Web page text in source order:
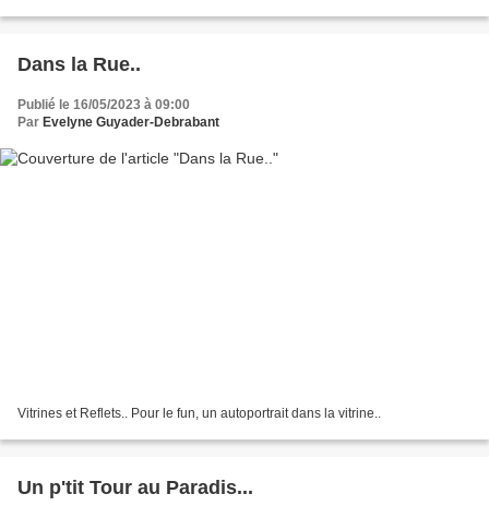
Dans la Rue..
Publié le 16/05/2023 à 09:00
Par Evelyne Guyader-Debrabant
Vitrines et Reflets.. Pour le fun, un autoportrait dans la vitrine..
Un p'tit Tour au Paradis...